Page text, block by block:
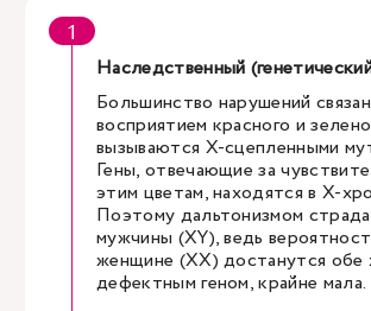
Наследственный
Большинство нарушений
восприятием красного и
вызываются Х-сцепленными
Гены, отвечающие за
этим цветам, находятся в Х-
Поэтому дальтонизмом
мужчины (XY), ведь
женщине (XX) достанутся
дефектным геном, крайне мала.